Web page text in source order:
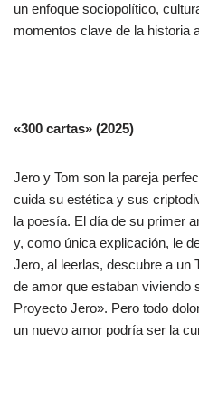
un enfoque sociopolítico,
momentos clave de la historia
«300 cartas» (2025)
Jero y Tom son la pareja
cuida su estética y sus
la poesía. El día de su primer
y, como única explicación, le
Jero, al leerlas, descubre a un
de amor que estaban viviendo
Proyecto Jero». Pero todo
un nuevo amor podría ser la